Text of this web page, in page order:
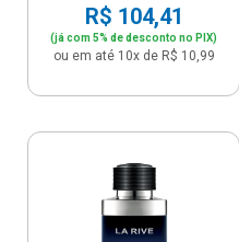
R$ 104,41
(já com 5% de desconto no PIX)
ou em até 10x de R$ 10,99